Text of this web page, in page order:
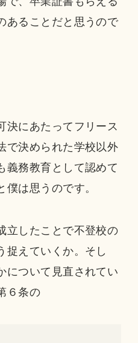
あることだと思うので
決にあたってフリース
で決められた学校以外
義務教育として認めて
は思うのです。
立したことで不登校の
捉えていくか。そし
について見直されてい
６条の